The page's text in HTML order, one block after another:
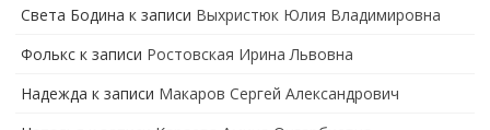
Света Бодина к записи Выхристюк Юлия Владимировна
Фолькс к записи Ростовская Ирина Львовна
Надежда к записи Макаров Сергей Александрович